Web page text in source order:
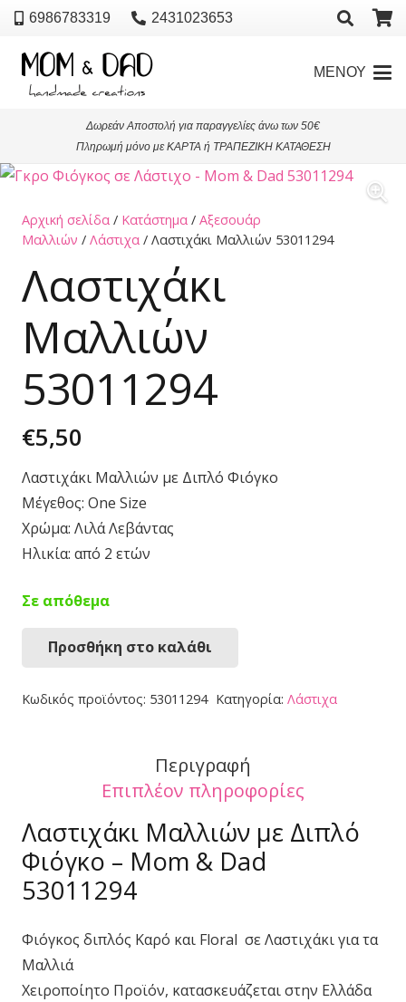
6986783319 2431023653
ΜΕΝΟΥ
Δωρεάν Αποστολή για παραγγελίες άνω των 50€
Πληρωμή μόνο με ΚΑΡΤΑ ή ΤΡΑΠΕΖΙΚΗ ΚΑΤΑΘΕΣΗ
Αρχική σελίδα / Κατάστημα / Αξεσουάρ
Μαλλιών / Λάστιχα / Λαστιχάκι Μαλλιών 53011294
Λαστιχάκι
Μαλλιών
53011294
€5,50
Λαστιχάκι Μαλλιών με Διπλό Φιόγκο
Μέγεθος: One Size
Χρώμα: Λιλά Λεβάντας
Ηλικία: από 2 ετών
Σε απόθεμα
Λαστιχάκι
53011294
Προσθήκη στο καλάθι
Κωδικός προϊόντος: 53011294 Κατηγορία: Λάστιχα
Περιγραφή
Επιπλέον πληροφορίες
Λαστιχάκι Μαλλιών με Διπλό
Φιόγκο – Mom & Dad
53011294
Φιόγκος διπλός Καρό και Floral σε Λαστιχάκι για τα
Μαλλιά
Χειροποίητο Προϊόν, κατασκευάζεται στην Ελλάδα